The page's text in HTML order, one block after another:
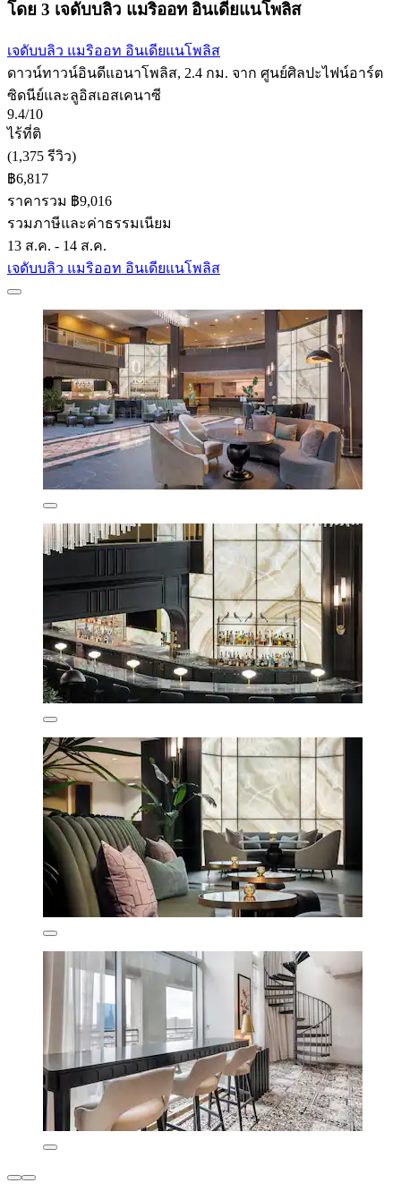
โดย 3 เจดับบลิว แมริออท อินเดียแนโพลิส
เจดับบลิว แมริออท อินเดียแนโพลิส
ดาวน์ทาวน์อินดีแอนาโพลิส, 2.4 กม. จาก ศูนย์ศิลปะไฟน์อาร์ต
ซิดนีย์และลูอิสเอสเคนาซี
9.4/10
ไร้ที่ติ
(1,375 รีวิว)
฿6,817
ราคารวม ฿9,016
รวมภาษีและค่าธรรมเนียม
13 ส.ค. - 14 ส.ค.
เจดับบลิว แมริออท อินเดียแนโพลิส